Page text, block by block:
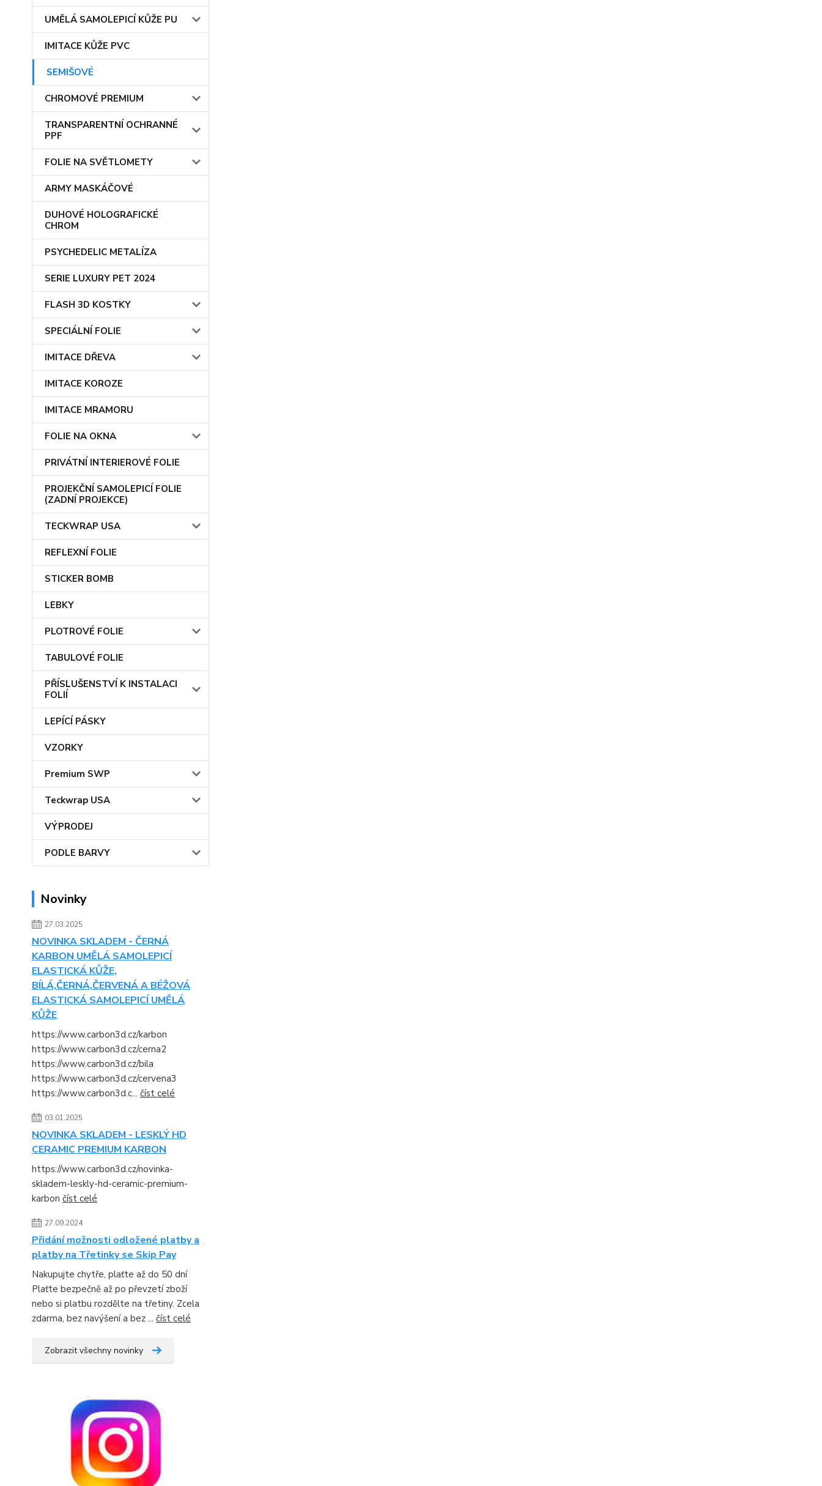
UMĚLÁ SAMOLEPICÍ KŮŽE PU
IMITACE KŮŽE PVC
SEMIŠOVÉ
CHROMOVÉ PREMIUM
TRANSPARENTNÍ OCHRANNÉ
PPF
FOLIE NA SVĚTLOMETY
ARMY MASKÁČOVÉ
DUHOVÉ HOLOGRAFICKÉ
CHROM
PSYCHEDELIC METALÍZA
SERIE LUXURY PET 2024
FLASH 3D KOSTKY
SPECIÁLNÍ FOLIE
IMITACE DŘEVA
IMITACE KOROZE
IMITACE MRAMORU
FOLIE NA OKNA
PRIVÁTNÍ INTERIEROVÉ FOLIE
PROJEKČNÍ SAMOLEPICÍ FOLIE
(ZADNÍ PROJEKCE)
TECKWRAP USA
REFLEXNÍ FOLIE
STICKER BOMB
LEBKY
PLOTROVÉ FOLIE
TABULOVÉ FOLIE
PŘÍSLUŠENSTVÍ K INSTALACI
FOLIÍ
LEPÍCÍ PÁSKY
VZORKY
Premium SWP
Teckwrap USA
VÝPRODEJ
PODLE BARVY
Novinky
27.03.2025
NOVINKA SKLADEM - ČERNÁ
KARBON UMĚLÁ SAMOLEPICÍ
ELASTICKÁ KŮŽE,
BÍLÁ,ČERNÁ,ČERVENÁ A BÉŽOVÁ
ELASTICKÁ SAMOLEPICÍ UMĚLÁ
KŮŽE
https://www.carbon3d.cz/karbon
https://www.carbon3d.cz/cerna2
https://www.carbon3d.cz/bila
https://www.carbon3d.cz/cervena3
https://www.carbon3d.c... číst celé
03.01.2025
NOVINKA SKLADEM - LESKLÝ HD
CERAMIC PREMIUM KARBON
https://www.carbon3d.cz/novinka-
skladem-leskly-hd-ceramic-premium-
karbon číst celé
27.09.2024
Přidání možnosti odložené platby a
platby na Třetinky se Skip Pay
Nakupujte chytře, plaťte až do 50 dní
Plaťte bezpečně až po převzetí zboží
nebo si platbu rozdělte na třetiny. Zcela
zdarma, bez navýšení a bez ... číst celé
Zobrazit všechny novinky